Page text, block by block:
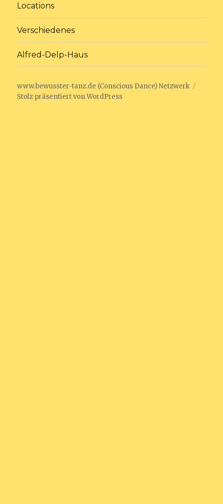
Locations
Verschiedenes
Alfred-Delp-Haus
www.bewusster-tanz.de (Conscious Dance) Netzwerk
Stolz präsentiert von WordPress